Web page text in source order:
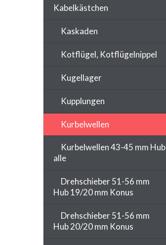
Kabelkästchen
Kaskaden
Kotflügel, Kotflügelnippel
Kugellager
Kupplungen
Kurbelwellen
Kurbelwellen 43-45 mm Hub
alle
Drehschieber 51-56 mm
Hub 19/20 mm Konus
Drehschieber 51-56 mm
Hub 20/20 mm Konus